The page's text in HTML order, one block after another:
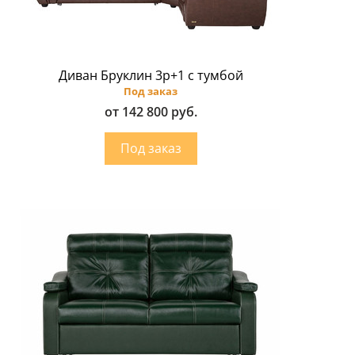
Диван Бруклин 3p+1 с тумбой
Под заказ
от 142 800 руб.